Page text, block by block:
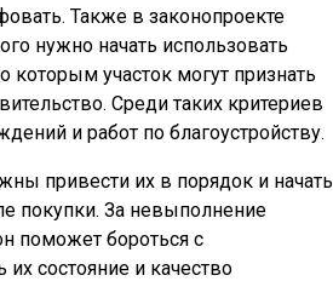
Также в законопроекте
нужно начать использовать
участок могут признать
Среди таких критериев
и работ по благоустройству.
привести их в порядок и начать
покупки. За невыполнение
поможет бороться с
состояние и качество